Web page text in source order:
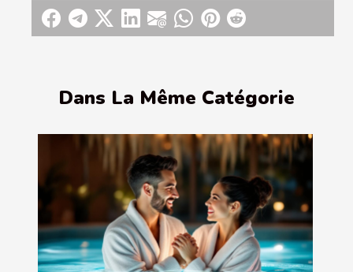
Dans La Même Catégorie